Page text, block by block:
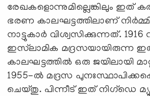
രേഖകളൊന്നുമില്ലെങ്കിലും ഇത്
ഭരണ കാലഘട്ടത്തിലാണ്
നാട്ടുകാര്‍ വിശ്വസിക്കുന്നത്. 1916
ഇസ്‍ലാമിക മദ്രസയായിരുന്ന
കാലഘട്ടത്തിൽ ഒരു ജയിലായി
1955-ൽ മദ്രസ
ചെയ്തു. പിന്നീട് ഇത് നിഗ്ഡെ